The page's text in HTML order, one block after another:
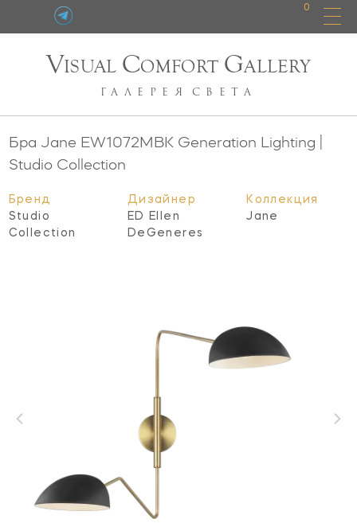
0
VISUAL COMFORT GALLERY
ГАЛЕРЕЯ СВЕТА
Бра Jane EW1072MBK Generation Lighting |
Studio Collection
Бренд
Studio
Collection
Дизайнер
ED Ellen
DeGeneres
Коллекция
Jane